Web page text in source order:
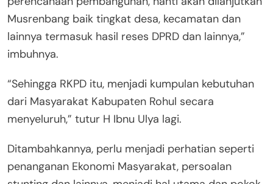
Musrenbang baik tingkat desa, kecamatan dan
lainnya termasuk hasil reses DPRD dan lainnya,”
imbuhnya.
“Sehingga RKPD itu, menjadi kumpulan kebutuhan
dari Masyarakat Kabupaten Rohul secara
menyeluruh,” tutur H Ibnu Ulya lagi.
Ditambahkannya, perlu menjadi perhatian seperti
penanganan Ekonomi Masyarakat, persoalan